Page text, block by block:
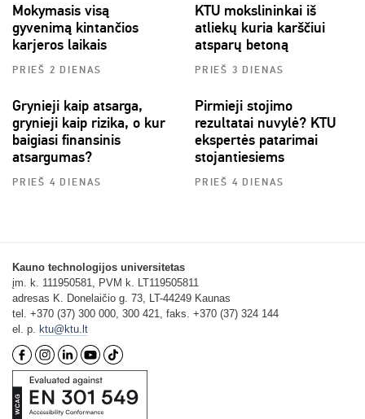
Mokymasis visą
gyvenimą kintančios
karjeros laikais
PRIEŠ 2 DIENAS
KTU mokslininkai iš
atliekų kuria karščiui
atsparų betoną
PRIEŠ 3 DIENAS
Grynieji kaip atsarga,
grynieji kaip rizika, o kur
baigiasi finansinis
atsargumas?
PRIEŠ 4 DIENAS
Pirmieji stojimo
rezultatai nuvylė? KTU
ekspertės patarimai
stojantiesiems
PRIEŠ 4 DIENAS
Kauno technologijos universitetas
įm. k. 111950581, PVM k. LT119505811
adresas K. Donelaičio g. 73, LT-44249 Kaunas
tel. +370 (37) 300 000, 300 421, faks. +370 (37) 324 144
el. p. ktu@ktu.lt